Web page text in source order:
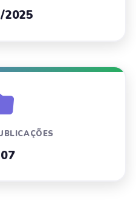
2025